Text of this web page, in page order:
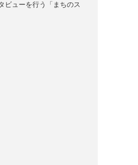
ビューを行う「まちのス